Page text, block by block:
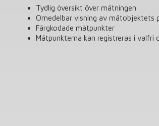
Tydlig översikt över mätningen
Omedelbar visning av mätobjektets
Färgkodade mätpunkter
Mätpunkterna kan registreras i valfri